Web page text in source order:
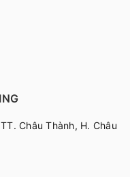
Châu Thành, H. Châu